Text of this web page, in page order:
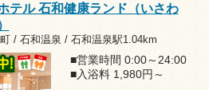
テル 石和健康ランド（いさわ
/ 石和温泉 / 石和温泉駅1.04km
■営業時間 0:00～24:00
■入浴料 1,980円～